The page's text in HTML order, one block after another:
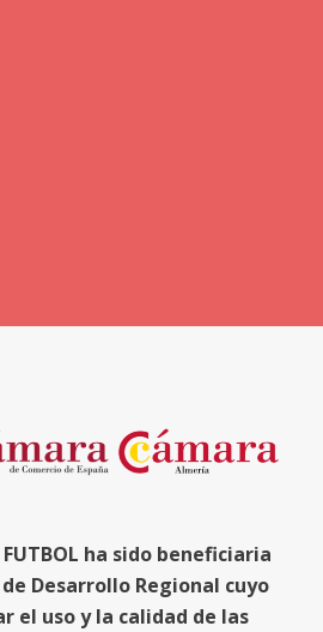
FUTBOL ha sido beneficiaria
Desarrollo Regional cuyo
el uso y la calidad de las